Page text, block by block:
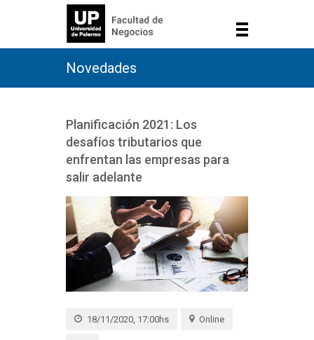
Novedades
Planificación 2021: Los
desafíos tributarios que
enfrentan las empresas para
salir adelante
18/11/2020, 17:00hs Online